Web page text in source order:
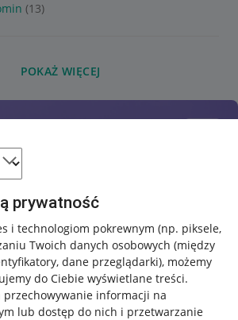
prywatność
i technologiom pokrewnym (np. piksele,
Twoich danych osobowych (między
dane przeglądarki), możemy
do Ciebie wyświetlane treści.
przechowywanie informacji na
lub dostęp do nich i przetwarzanie
(13)
POKAŻ WIĘCEJ